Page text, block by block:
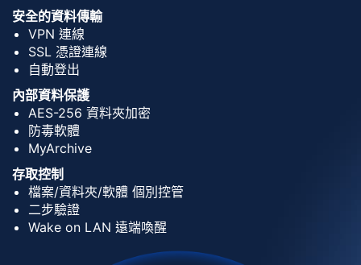
安全的資料傳輸
VPN 連線
SSL 憑證連線
自動登出
內部資料保護
AES-256 資料夾加密
防毒軟體
MyArchive
存取控制
檔案/資料夾/軟體 個別控管
二步驗證
Wake on LAN 遠端喚醒